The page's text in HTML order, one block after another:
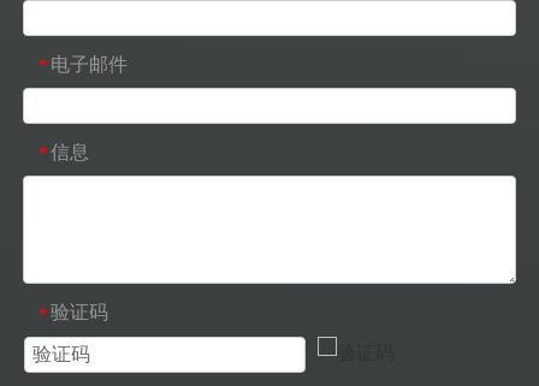
* 电子邮件
* 信息
* 验证码